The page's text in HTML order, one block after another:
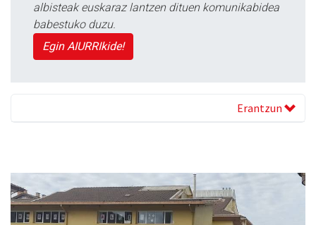
albisteak euskaraz lantzen dituen komunikabidea
babestuko duzu.
Egin AIURRIkide!
Erantzun